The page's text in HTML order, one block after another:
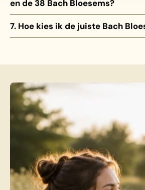
en de 38 Bach Bloesems?
7. Hoe kies ik de juiste Bach